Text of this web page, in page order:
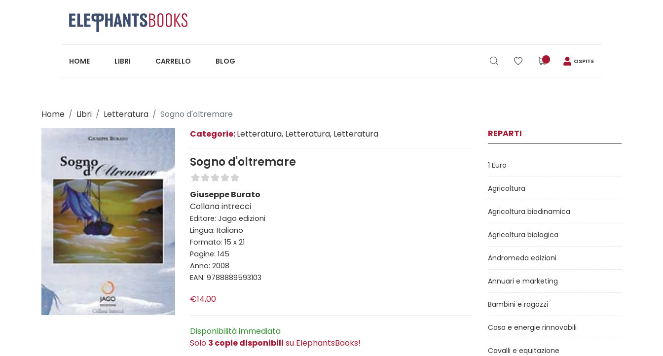
HOME LIBRI CARRELLO BLOG OSPITE
Home Libri Letteratura
Sogno d'oltremare
Categorie:Letteratura, Letteratura, Letteratura
Sogno d'oltremare
Giuseppe Burato
Collana intrecci
Editore: Jago edizioni
Lingua: Italiano
Formato: 15 x 21
Pagine: 145
Anno: 2008
EAN: 9788889593103
€14,00
Disponibilità immediata
Solo 3 copie disponibili su ElephantsBooks!
REPARTI
1 Euro
Agricoltura
Agricoltura biodinamica
Agricoltura biologica
Andromeda edizioni
Annuari e marketing
Bambini e ragazzi
Casa e energie rinnovabili
Cavalli e equitazione